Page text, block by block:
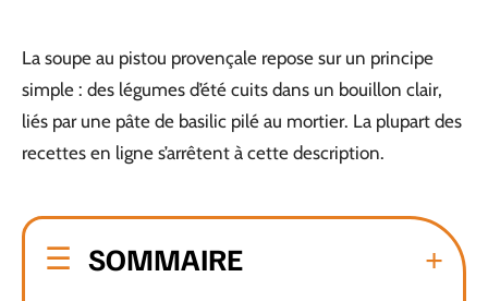
La soupe au pistou provençale repose sur un principe
simple : des légumes d’été cuits dans un bouillon clair,
liés par une pâte de basilic pilé au mortier. La plupart des
recettes en ligne s’arrêtent à cette description.
SOMMAIRE